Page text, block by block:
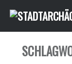
zum
Inhalt